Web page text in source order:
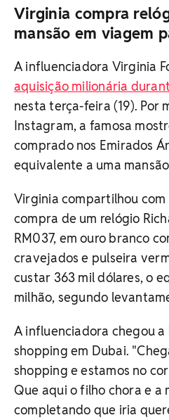
Virginia compra
mansão em viagem
A influenciadora Virginia
aquisição milionária
nesta terça-feira (19). Por
Instagram, a famosa
comprado nos Emirados
equivalente a uma
Virginia compartilhou com
compra de um relógio
RM037, em ouro branco
cravejados e pulseira
custar 363 mil dólares, o
milhão, segundo
A influenciadora chegou
shopping em Dubai.
shopping e estamos no
Que aqui o filho chora e a
completando que iria